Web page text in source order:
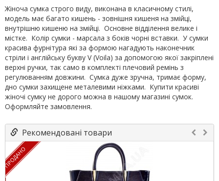
Жіноча сумка строго виду, виконана в класичному стилі,
модель має багато кишень - зовнішня кишеня на змійці,
внутрішню кишеню на змійці. Основне відділення велике і
містке. Колір сумки - марсала з боків чорні вставки. У сумки
красива фурнітура які за формою нагадують наконечник
стріли і англійську букву V (Voila) за допомогою якої закріплені
верхні ручки, так само в комплекті плечовий ремінь з
регулюванням довжини. Сумка дуже зручна, тримає форму,
дно сумки захищене металевими ніжками. Купити красиві
жіночі сумку не дорого можна в нашому магазині сумок.
Оформляйте замовлення.
Рекомендовані товари
ПРОДАНО